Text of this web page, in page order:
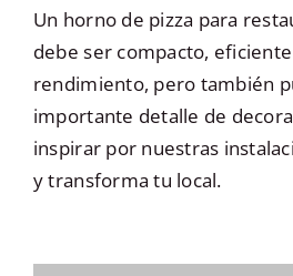
Un horno de pizza para
debe ser compacto,
rendimiento, pero también
importante detalle de
inspirar por nuestras
y transforma tu local.